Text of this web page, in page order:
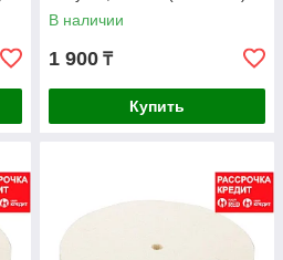
В наличии
1 900 ₸
Купить